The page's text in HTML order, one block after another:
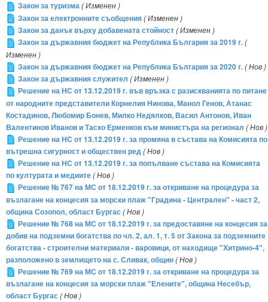
Закон за туризма( Изменен )
Закон за електронните съобщения( Изменен )
Закон за данък върху добавената стойност( Изменен )
Закон за държавния бюджет на Република България за 2019 г.(
Изменен )
Закон за държавния бюджет на Република България за 2020 г.( Нов )
Закон за държавния служител ( Изменен )
Решение на НС от 13.12.2019 г. във връзка с разискванията по питане
от народните представители Корнелия Нинова, Манол Генов, Атанас
Костадинов, Любомир Бонев, Милко Недялков, Васил Антонов, Иван
Валентинов Иванов и Таско Ерменков към министъра на регионал ( Нов )
Решение на НС от 13.12.2019 г. за промяна в състава на Комисията по
вътрешна сигурност и обществен ред( Нов )
Решение на НС от 13.12.2019 г. за попълване състава на Комисията
по културата и медиите( Нов )
Решение № 767 на МС от 18.12.2019 г. за откриване на процедура за
възлагане на концесия за морски плаж "Градина - Централен" - част 2,
община Созопол, област Бургас( Нов )
Решение № 768 на МС от 18.12.2019 г. за предоставяне на концесия за
добив на подземни богатства по чл. 2, ал. 1, т. 5 от Закона за подземните
богатства - строителни материали - варовици, от находище "Хитрино-4",
разположено в землището на с. Сливак, общин( Нов )
Решение № 769 на МС от 18.12.2019 г. за откриване на процедура за
възлагане на концесия за морски плаж "Елените", община Несебър,
област Бургас( Нов )